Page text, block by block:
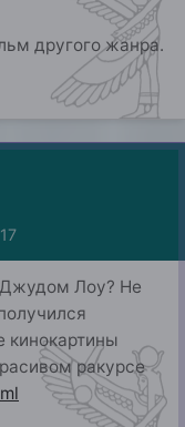
другого жанра.
Лоу? Не
кинокартины
ракурсе